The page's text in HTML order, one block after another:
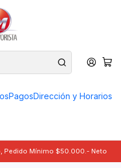
PagosDirección y Horarios
Pedido Mínimo $50.000.- Neto